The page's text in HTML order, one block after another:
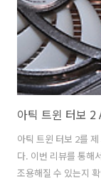
노트에 관심..
아틱 트윈 터보
아틱 트윈 터보 2를
다. 이번 리뷰를 통해
조용해질 수 있는지